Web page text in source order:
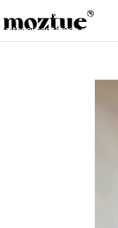
Saltar a la navegación
Saltar al contenido principal